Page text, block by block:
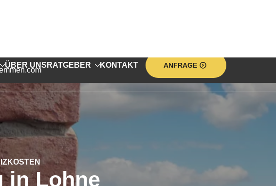
in Lohne
hat Lösungen für Ihre